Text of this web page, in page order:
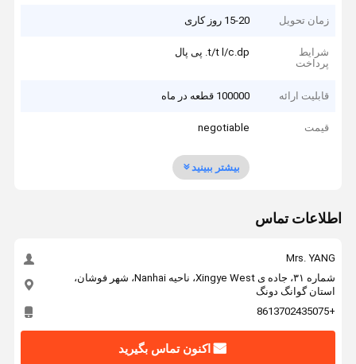
زمان تحویل 15-20 روز کاری
شرایط
پرداخت
t/t l/c.dp. پی پال
قابلیت ارائه 100000 قطعه در ماه
قیمت negotiable
بیشتر ببینید
اطلاعات تماس
Mrs. YANG
شماره ۳۱، جاده ی Xingye West، ناحیه Nanhai، شهر فوشان،
استان گوانگ دونگ
+8613702435075
اکنون تماس بگیرید